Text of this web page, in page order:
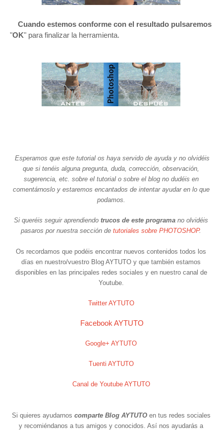
Cuando estemos conforme con el resultado pulsaremos
"OK" para finalizar la herramienta.
Esperamos que este tutorial os haya servido de ayuda y no olvidéis
que si tenéis alguna pregunta, duda, corrección, observación,
sugerencia, etc. sobre el tutorial o sobre el blog no dudéis en
comentárnoslo y estaremos encantados de intentar ayudar en lo que
podamos.
Si queréis seguir aprendiendo trucos de este programa no olvidéis
pasaros por nuestra sección de tutoriales sobre PHOTOSHOP.
Os recordamos que podéis encontrar nuevos contenidos todos los
días en nuestro/vuestro Blog AYTUTO y que también estamos
disponibles en las principales redes sociales y en nuestro canal de
Youtube.
Twitter AYTUTO
Facebook AYTUTO
Google+ AYTUTO
Tuenti AYTUTO
Canal de Youtube AYTUTO
Si quieres ayudarnos comparte Blog AYTUTOen tus redes sociales
y recomiéndanos a tus amigos y conocidos. Así nos ayudarás a